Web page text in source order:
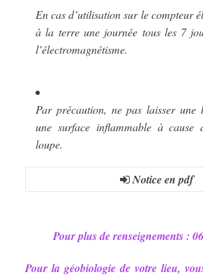
En cas d’utilisation sur le compteur
à la terre une journée tous les 7
l’électromagnétisme.
Par précaution, ne pas laisser une
une surface inflammable à cause
loupe.
Notice en pdf
Pour plus de renseignements :
Pour la géobiologie de votre lieu,